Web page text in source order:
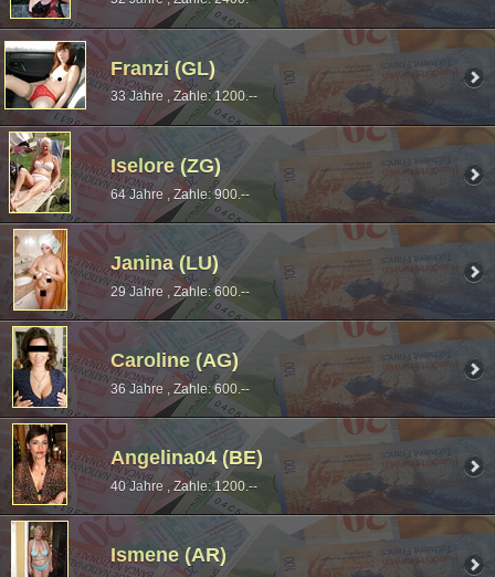
Franzi (GL)
33 Jahre , Zahle: 1200.--
Iselore (ZG)
64 Jahre , Zahle: 900.--
Janina (LU)
29 Jahre , Zahle: 600.--
Caroline (AG)
36 Jahre , Zahle: 600.--
Angelina04 (BE)
40 Jahre , Zahle: 1200.--
Ismene (AR)